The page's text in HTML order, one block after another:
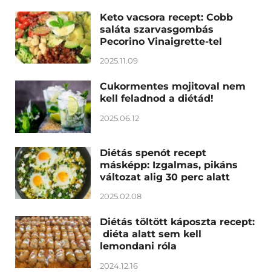
Keto vacsora recept: Cobb
saláta szarvasgombás
Pecorino Vinaigrette-tel
2025.11.09
Cukormentes mojitoval nem
kell feladnod a diétád!
2025.06.12
Diétás spenót recept
másképp: Izgalmas, pikáns
változat alig 30 perc alatt
2025.02.08
Diétás töltött káposzta recept:
diéta alatt sem kell
lemondani róla
2024.12.16